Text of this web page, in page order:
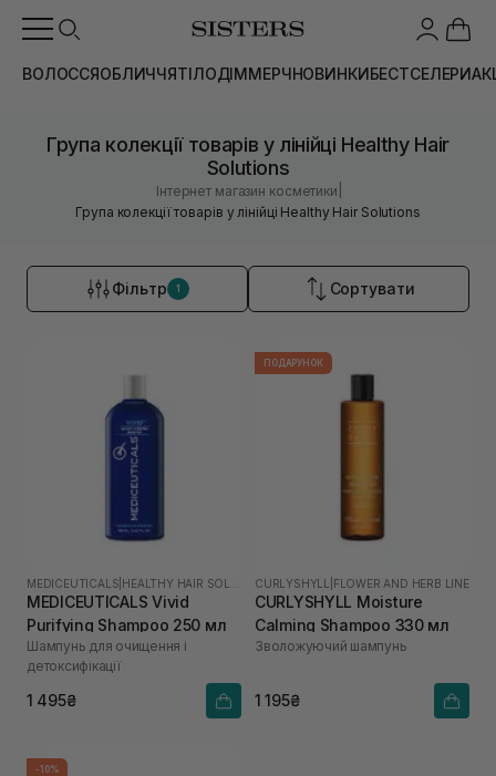
ВОЛОССЯОБЛИЧЧЯТІЛОДІММЕРЧНОВИНКИБЕСТСЕЛЕРИ
Група колекції товарів у лінійці Healthy Hair
Solutions
Інтернет магазин косметики
Група колекції товарів у лінійці Healthy Hair Solutions
Фільтр 1 Сортувати
MEDICEUTICALS
MEDICEUTICALS Vivid
Purifying Shampoo 250 мл
Шампунь для очищення і
детоксифікації
1 495₴
ПОДАРУНОК
CURLYSHYLL FLOWER AND HERB LINE
CURLYSHYLL Moisture
Calming Shampoo 330 мл
Зволожуючий шампунь
1 195₴
-10%